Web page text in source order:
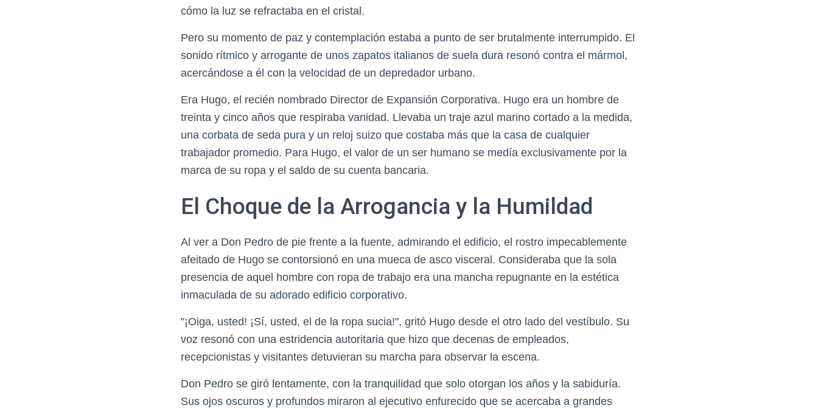
cómo la luz se refractaba en el cristal.
Pero su momento de paz y contemplación estaba a punto de ser brutalmente interrumpido. El
sonido rítmico y arrogante de unos zapatos italianos de suela dura resonó contra el mármol,
acercándose a él con la velocidad de un depredador urbano.
Era Hugo, el recién nombrado Director de Expansión Corporativa. Hugo era un hombre de
treinta y cinco años que respiraba vanidad. Llevaba un traje azul marino cortado a la medida,
una corbata de seda pura y un reloj suizo que costaba más que la casa de cualquier
trabajador promedio. Para Hugo, el valor de un ser humano se medía exclusivamente por la
marca de su ropa y el saldo de su cuenta bancaria.
El Choque de la Arrogancia y la Humildad
Al ver a Don Pedro de pie frente a la fuente, admirando el edificio, el rostro impecablemente
afeitado de Hugo se contorsionó en una mueca de asco visceral. Consideraba que la sola
presencia de aquel hombre con ropa de trabajo era una mancha repugnante en la estética
inmaculada de su adorado edificio corporativo.
"¡Oiga, usted! ¡Sí, usted, el de la ropa sucia!", gritó Hugo desde el otro lado del vestíbulo. Su
voz resonó con una estridencia autoritaria que hizo que decenas de empleados,
recepcionistas y visitantes detuvieran su marcha para observar la escena.
Don Pedro se giró lentamente, con la tranquilidad que solo otorgan los años y la sabiduría.
Sus ojos oscuros y profundos miraron al ejecutivo enfurecido que se acercaba a grandes